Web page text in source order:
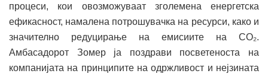
процеси, кои овозможуваат зголемена енергетска
ефикасност, намалена потрошувачка на ресурси, како и
значително редуцирање на емисиите на CO₂.
Амбасадорот Зомер ја поздрави посветеноста на
компанијата на принципите на одржливост и нејзината